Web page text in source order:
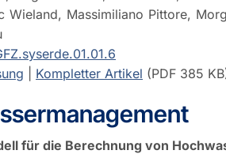
Wieland, Massimiliano Pittore,
Kompletter Artikel (PDF 385
für die Berechnung von